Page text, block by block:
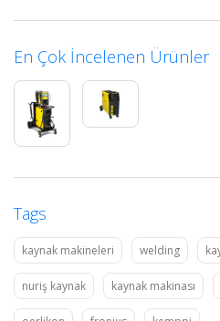
En Çok İncelenen Ürünler
Tags
kaynak makineleri welding
nuriş kaynak kaynak makinası